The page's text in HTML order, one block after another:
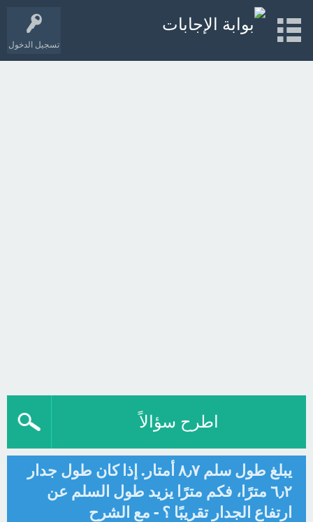
تسجيل الدخول
اطرح سؤالاً
يبلغ طول سلم ٨٫٧ أمتار. إذا كان طول جدار
٦٫٢ مترًا، فكم مترًا يزيد طول السلم عن
ارتفاع الجدار تقريبًا ؟ - مع الشرح